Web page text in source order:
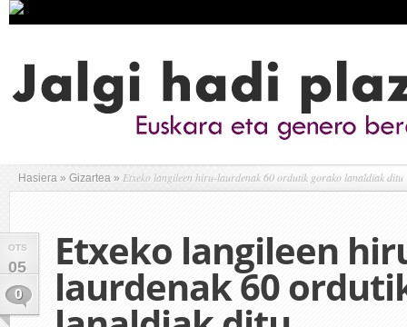
Hasiera » Gizartea » Etxeko langileen hiru-laurdenak 60 ordutik gorako lanaldiak ditu
OTS
05
0
Etxeko langileen
laurdenak 60